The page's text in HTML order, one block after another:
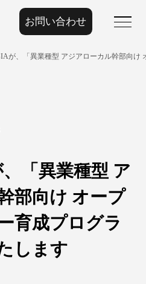
お問い合わせ
が、「異業種型 アジアローカル幹部向け
「異業種型 ア
部向け オープ
育成プログラ
します